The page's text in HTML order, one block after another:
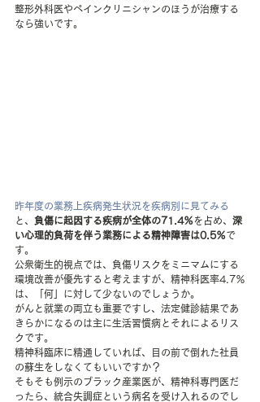
整形外科医やペインクリニシャンのほうが治療する
なら強いです。
昨年度の業務上疾病発生状況を疾病別に見てみる
と、 負傷に起因する疾病が全体の71.4％を占め、 深
い心理的負荷を伴う業務による精神障害は0.5％で
す。
公衆衛生的視点では、負傷リスクをミニマムにする
環境改善が優先すると考えますが、精神科医率4.7％
は、「何」に対して少ないのでしょうか。
がんと就業の両立も重要ですし、法定健診結果であ
きらかになるのは主に生活習慣病とそれによるリス
クです。
精神科臨床に精通していれば、目の前で倒れた社員
の蘇生をしなくてもいいですか？
そもそも例示のブラック産業医が、精神科専門医だ
ったら、統合失調症という病名を受け入れるのでし